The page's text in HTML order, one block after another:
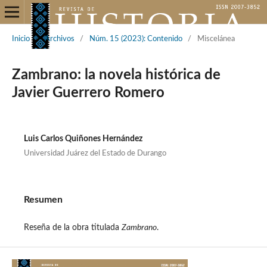
Inicio / Archivos / Núm. 15 (2023): Contenido / Miscelánea
Zambrano: la novela histórica de
Javier Guerrero Romero
Luis Carlos Quiñones Hernández
Universidad Juárez del Estado de Durango
Resumen
Reseña de la obra titulada Zambrano.